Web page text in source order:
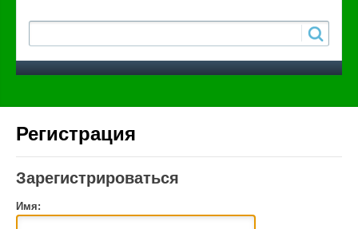
Регистрация
Зарегистрироваться
Имя: